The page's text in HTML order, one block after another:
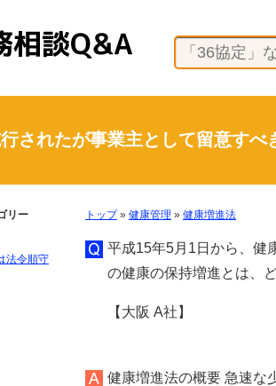
されたが事業主として留意すべ
トップ» 健康管理 » 健康増進法
平成15年5月1日から、健
の健康の保持増進とは、
【大阪 A社】
健康増進法の概要 急速な
リー
法令順守